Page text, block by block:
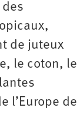
de juteux
le coton, le
l’Europe de